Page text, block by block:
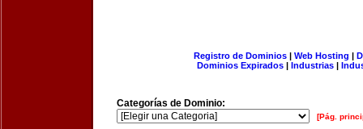
Registro de Dominios| Web Hosting |
Dominios Expirados | Industrias |
Categorías de Dominio:
[Pág.